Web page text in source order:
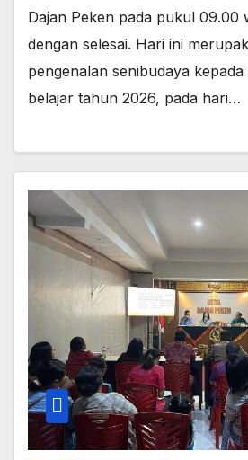
Dajan Peken pada pukul 09.00
dengan selesai. Hari ini
pengenalan senibudaya
belajar tahun 2026, pada hari…